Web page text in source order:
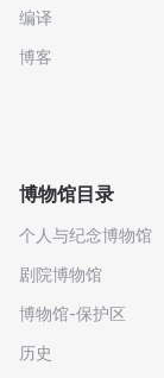
编译
博客
博物馆目录
个人与纪念博物馆
剧院博物馆
博物馆-保护区
历史